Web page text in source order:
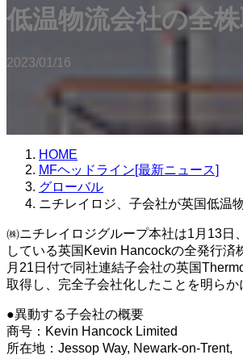
低温物流会社の全
2023/01/16
HOME
MFヘッドライン[最新ニュース]
グローバル
ニチレイロジ、子会社が英国低温
㈱ニチレイロジグループ本社は1月13日
している英国Kevin Hancockの全発行済
月21日付で同社連結子会社の英国
取得し、完全子会社化したことを明らか
●異動する子会社の概要
商号：Kevin Hancock Limited
所在地：Jessop Way, Newark-on-